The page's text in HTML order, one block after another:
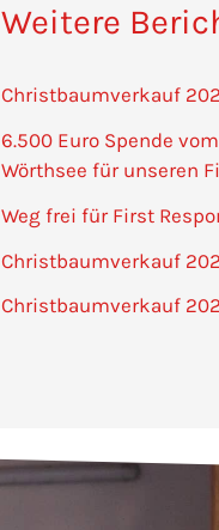
Weitere
Christbaumverkauf
6.500 Euro Spende
Wörthsee für unseren
Weg frei für First
Christbaumverkauf
Christbaumverkauf